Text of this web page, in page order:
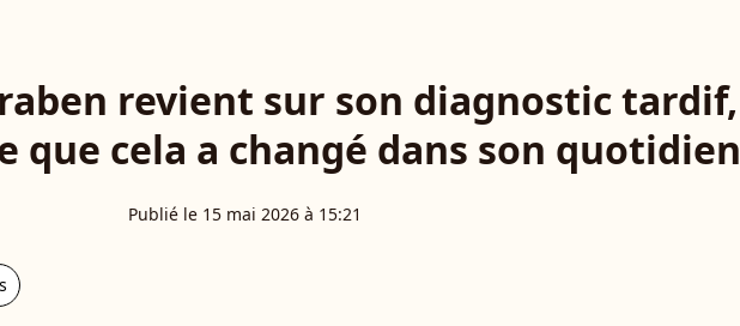
revient sur son diagnostic tardif,
que cela a changé dans son quotidien
Publié le 15 mai 2026 à 15:21